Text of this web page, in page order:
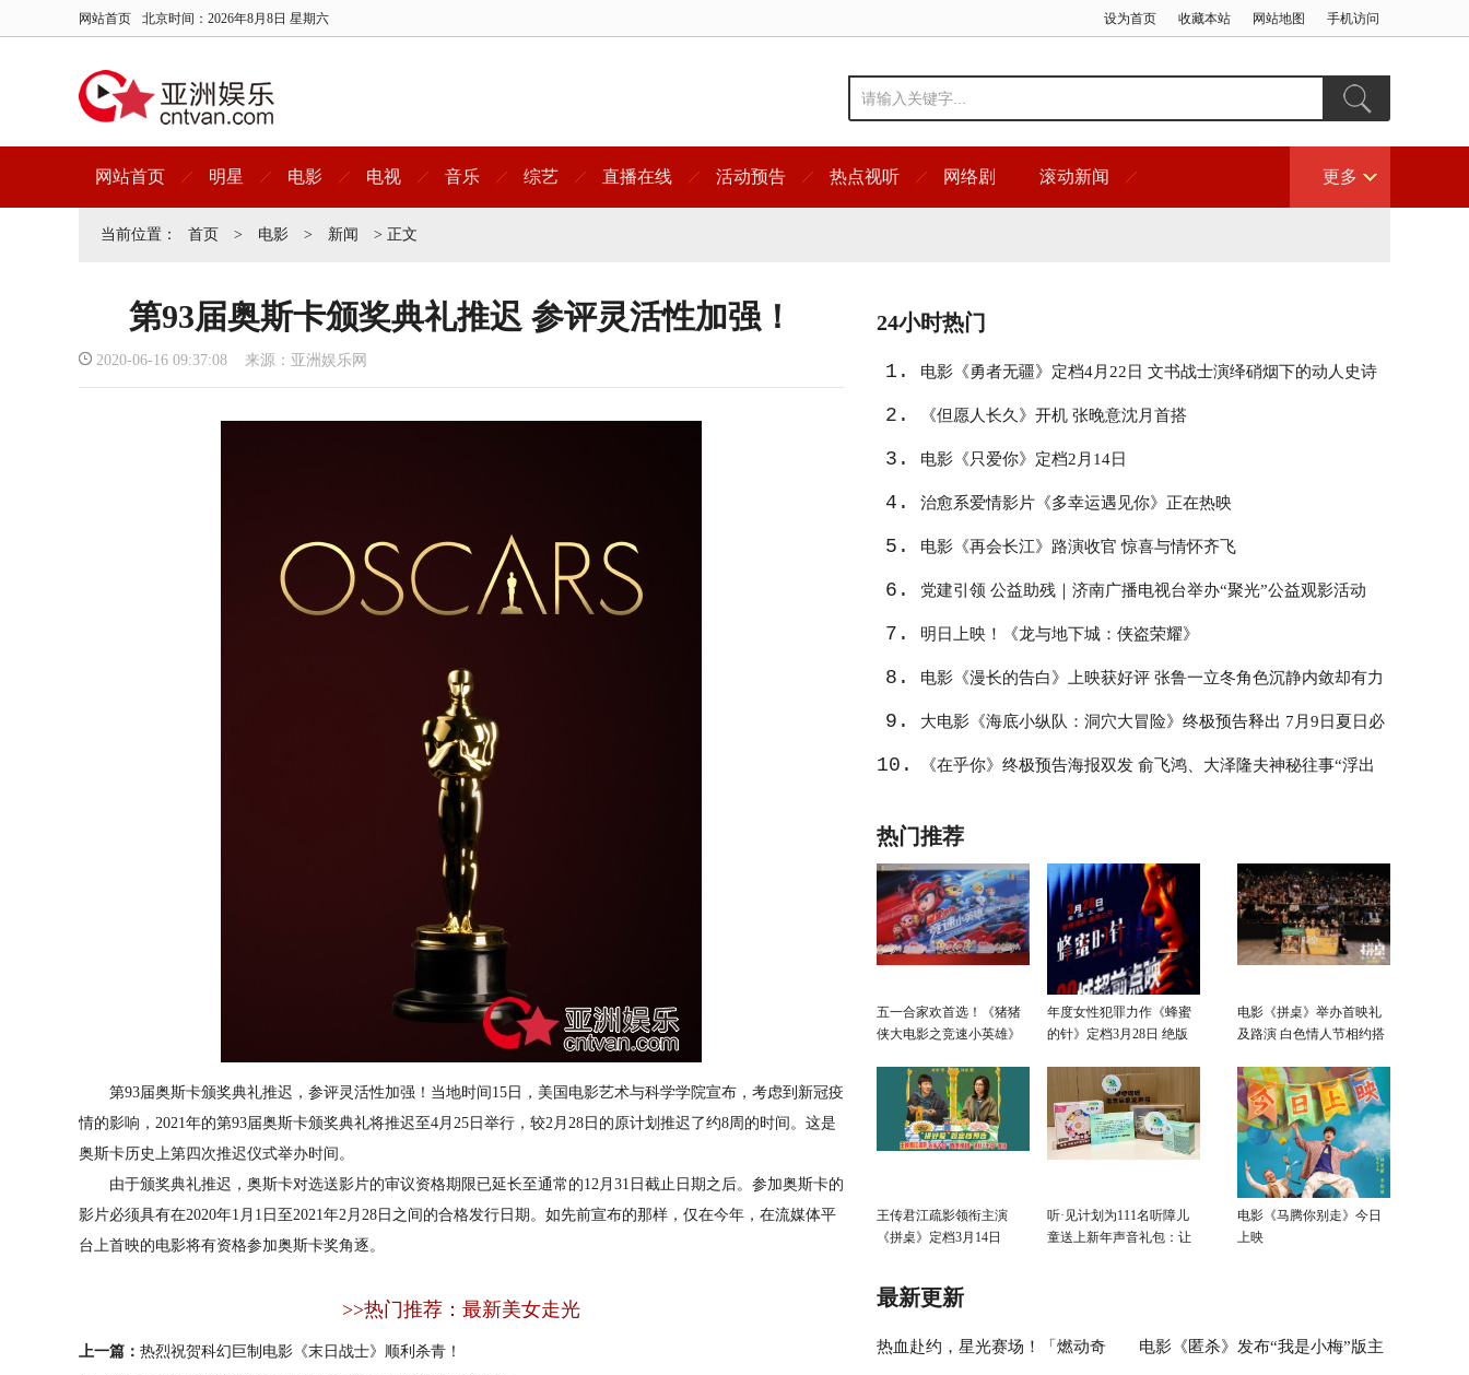
网站首页 北京时间： 2026年8月8日 星期六 设为首页 收藏本站 网站地图 手机访问
网站首页 明星 电影 电视 音乐 综艺 直播在线 活动预告 热点视听 网络剧 滚动新闻 更多
当前位置： 首页 > 电影 > 新闻 > 正文
第93届奥斯卡颁奖典礼推迟 参评灵活性加强！
2020-06-16 09:37:08 来源：亚洲娱乐网
第93届奥斯卡颁奖典礼推迟，参评灵活性加强！当地时间15日，美国电影艺术与科学学院宣布，考虑到新冠疫
情的影响，2021年的第93届奥斯卡颁奖典礼将推迟至4月25日举行，较2月28日的原计划推迟了约8周的时间。这是
奥斯卡历史上第四次推迟仪式举办时间。
由于颁奖典礼推迟，奥斯卡对选送影片的审议资格期限已延长至通常的12月31日截止日期之后。参加奥斯卡的
影片必须具有在2020年1月1日至2021年2月28日之间的合格发行日期。如先前宣布的那样，仅在今年，在流媒体平
台上首映的电影将有资格参加奥斯卡奖角逐。
>>热门推荐：最新美女走光
上一篇： 热烈祝贺科幻巨制电影《末日战士》顺利杀青！
24小时热门
1. 电影《勇者无疆》定档4月22日 文书战士演绎硝烟下的动人史诗
2. 《但愿人长久》开机 张晚意沈月首搭
3. 电影《只爱你》定档2月14日
4. 治愈系爱情影片《多幸运遇见你》正在热映
5. 电影《再会长江》路演收官 惊喜与情怀齐飞
6. 党建引领 公益助残｜济南广播电视台举办“聚光”公益观影活动
7. 明日上映！《龙与地下城：侠盗荣耀》
8. 电影《漫长的告白》上映获好评 张鲁一立冬角色沉静内敛却有力
量
9. 大电影《海底小纵队：洞穴大冒险》终极预告释出 7月9日夏日必
看
10. 《在乎你》终极预告海报双发 俞飞鸿、大泽隆夫神秘往事“浮出
热门推荐
五一合家欢首选！《猪猪
侠大电影之竞速小英雄》
年度女性犯罪力作《蜂蜜
的针》定档3月28日 绝版
电影《拼桌》举办首映礼
及路演 白色情人节相约搭
王传君江疏影领衔主演
《拼桌》定档3月14日
听·见计划为111名听障儿
童送上新年声音礼包：让
电影《马腾你别走》今日
上映
最新更新
热血赴约，星光赛场！「燃动奇 电影《匿杀》发布“我是小梅”版主